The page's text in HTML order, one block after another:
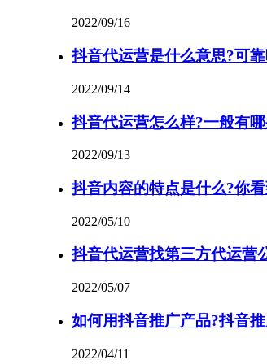
2022/09/16
抖音代运营是什么意思?可
2022/09/14
抖音代运营怎么样?一般有
2022/09/13
抖音内容的特点是什么?你
2022/05/10
抖音代运营找第三方代运营
2022/05/07
如何用抖音推广产品?抖音
2022/04/11